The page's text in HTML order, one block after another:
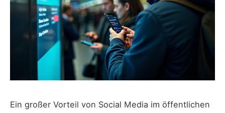
Ein großer Vorteil von Social Media im öffentlichen